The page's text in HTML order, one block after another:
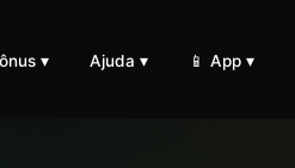
▾ Ajuda ▾ 📱 App ▾